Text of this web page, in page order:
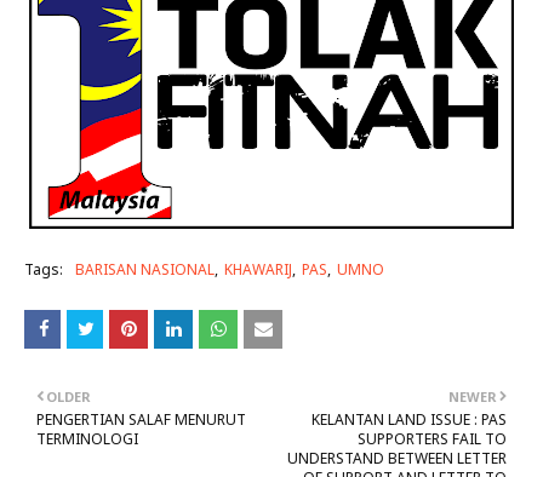
Tags: BARISAN NASIONAL KHAWARIJ PAS UMNO
NEWER
KELANTAN LAND ISSUE : PAS
SUPPORTERS FAIL TO
UNDERSTAND BETWEEN LETTER
OLDER
PENGERTIAN SALAF MENURUT
TERMINOLOGI